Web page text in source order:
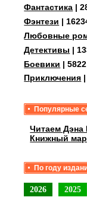
Фантастика |
Фэнтези |
Любовные
Детективы |
Боевики | 5822
Приключения
Популярные
Читаем Дэна
Книжный
По году
2026 2025